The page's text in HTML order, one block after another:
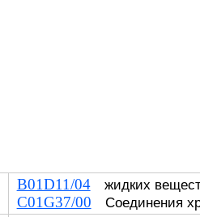
B01D11/04жидких
C01G37/00 Соединения